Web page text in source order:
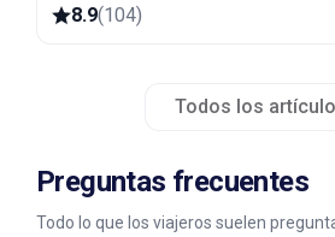
8.9(104)
Todos los
Preguntas frecuentes
Todo lo que los viajeros suelen